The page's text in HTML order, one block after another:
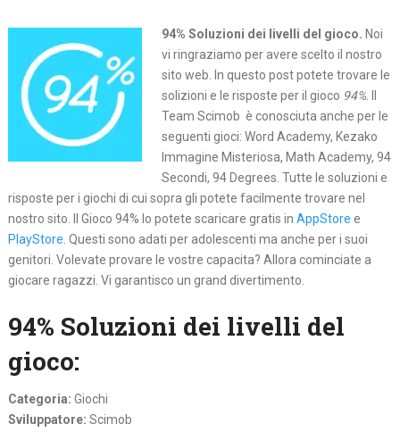
94% Soluzioni dei livelli del gioco. Noi
vi ringraziamo per avere scelto il nostro
sito web. In questo post potete trovare le
solizioni e le risposte per il gioco 94%. Il
Team Scimob è conosciuta anche per le
seguenti gioci: Word Academy, Kezako
Immagine Misteriosa, Math Academy, 94
Secondi, 94 Degrees. Tutte le soluzioni e
risposte per i giochi di cui sopra gli potete facilmente trovare nel
nostro sito. Il Gioco 94% lo potete scaricare gratis in AppStore e
PlayStore. Questi sono adati per adolescenti ma anche per i suoi
genitori. Volevate provare le vostre capacita? Allora cominciate a
giocare ragazzi. Vi garantisco un grand divertimento.
94% Soluzioni dei livelli del
gioco:
Categoria: Giochi
Sviluppatore: Scimob